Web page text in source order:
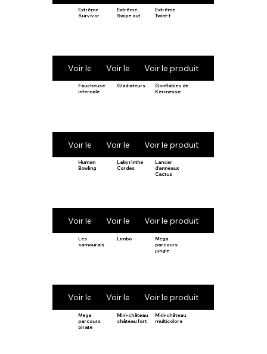
Extrême
Survivor
Voir le produit
Extrême
Swipe out
Voir le produit
Extrême
Twint-t
Voir le produit
Faucheuse
infernale
Voir le produit
Gladiateurs
Voir le produit
Gonflables de
Kermesse
Voir le produit
Human
Bowling
Voir le produit
Labyrinthe
Cordes
Voir le produit
Lancer
d’anneaux
Cactus
Voir le produit
Les
samouraïs
Voir le produit
Limbo
Voir le produit
Mega
parcours
jungle
Voir le produit
Mega
parcours
pirate
Mini-château
château fort
Mini-château
multicolore